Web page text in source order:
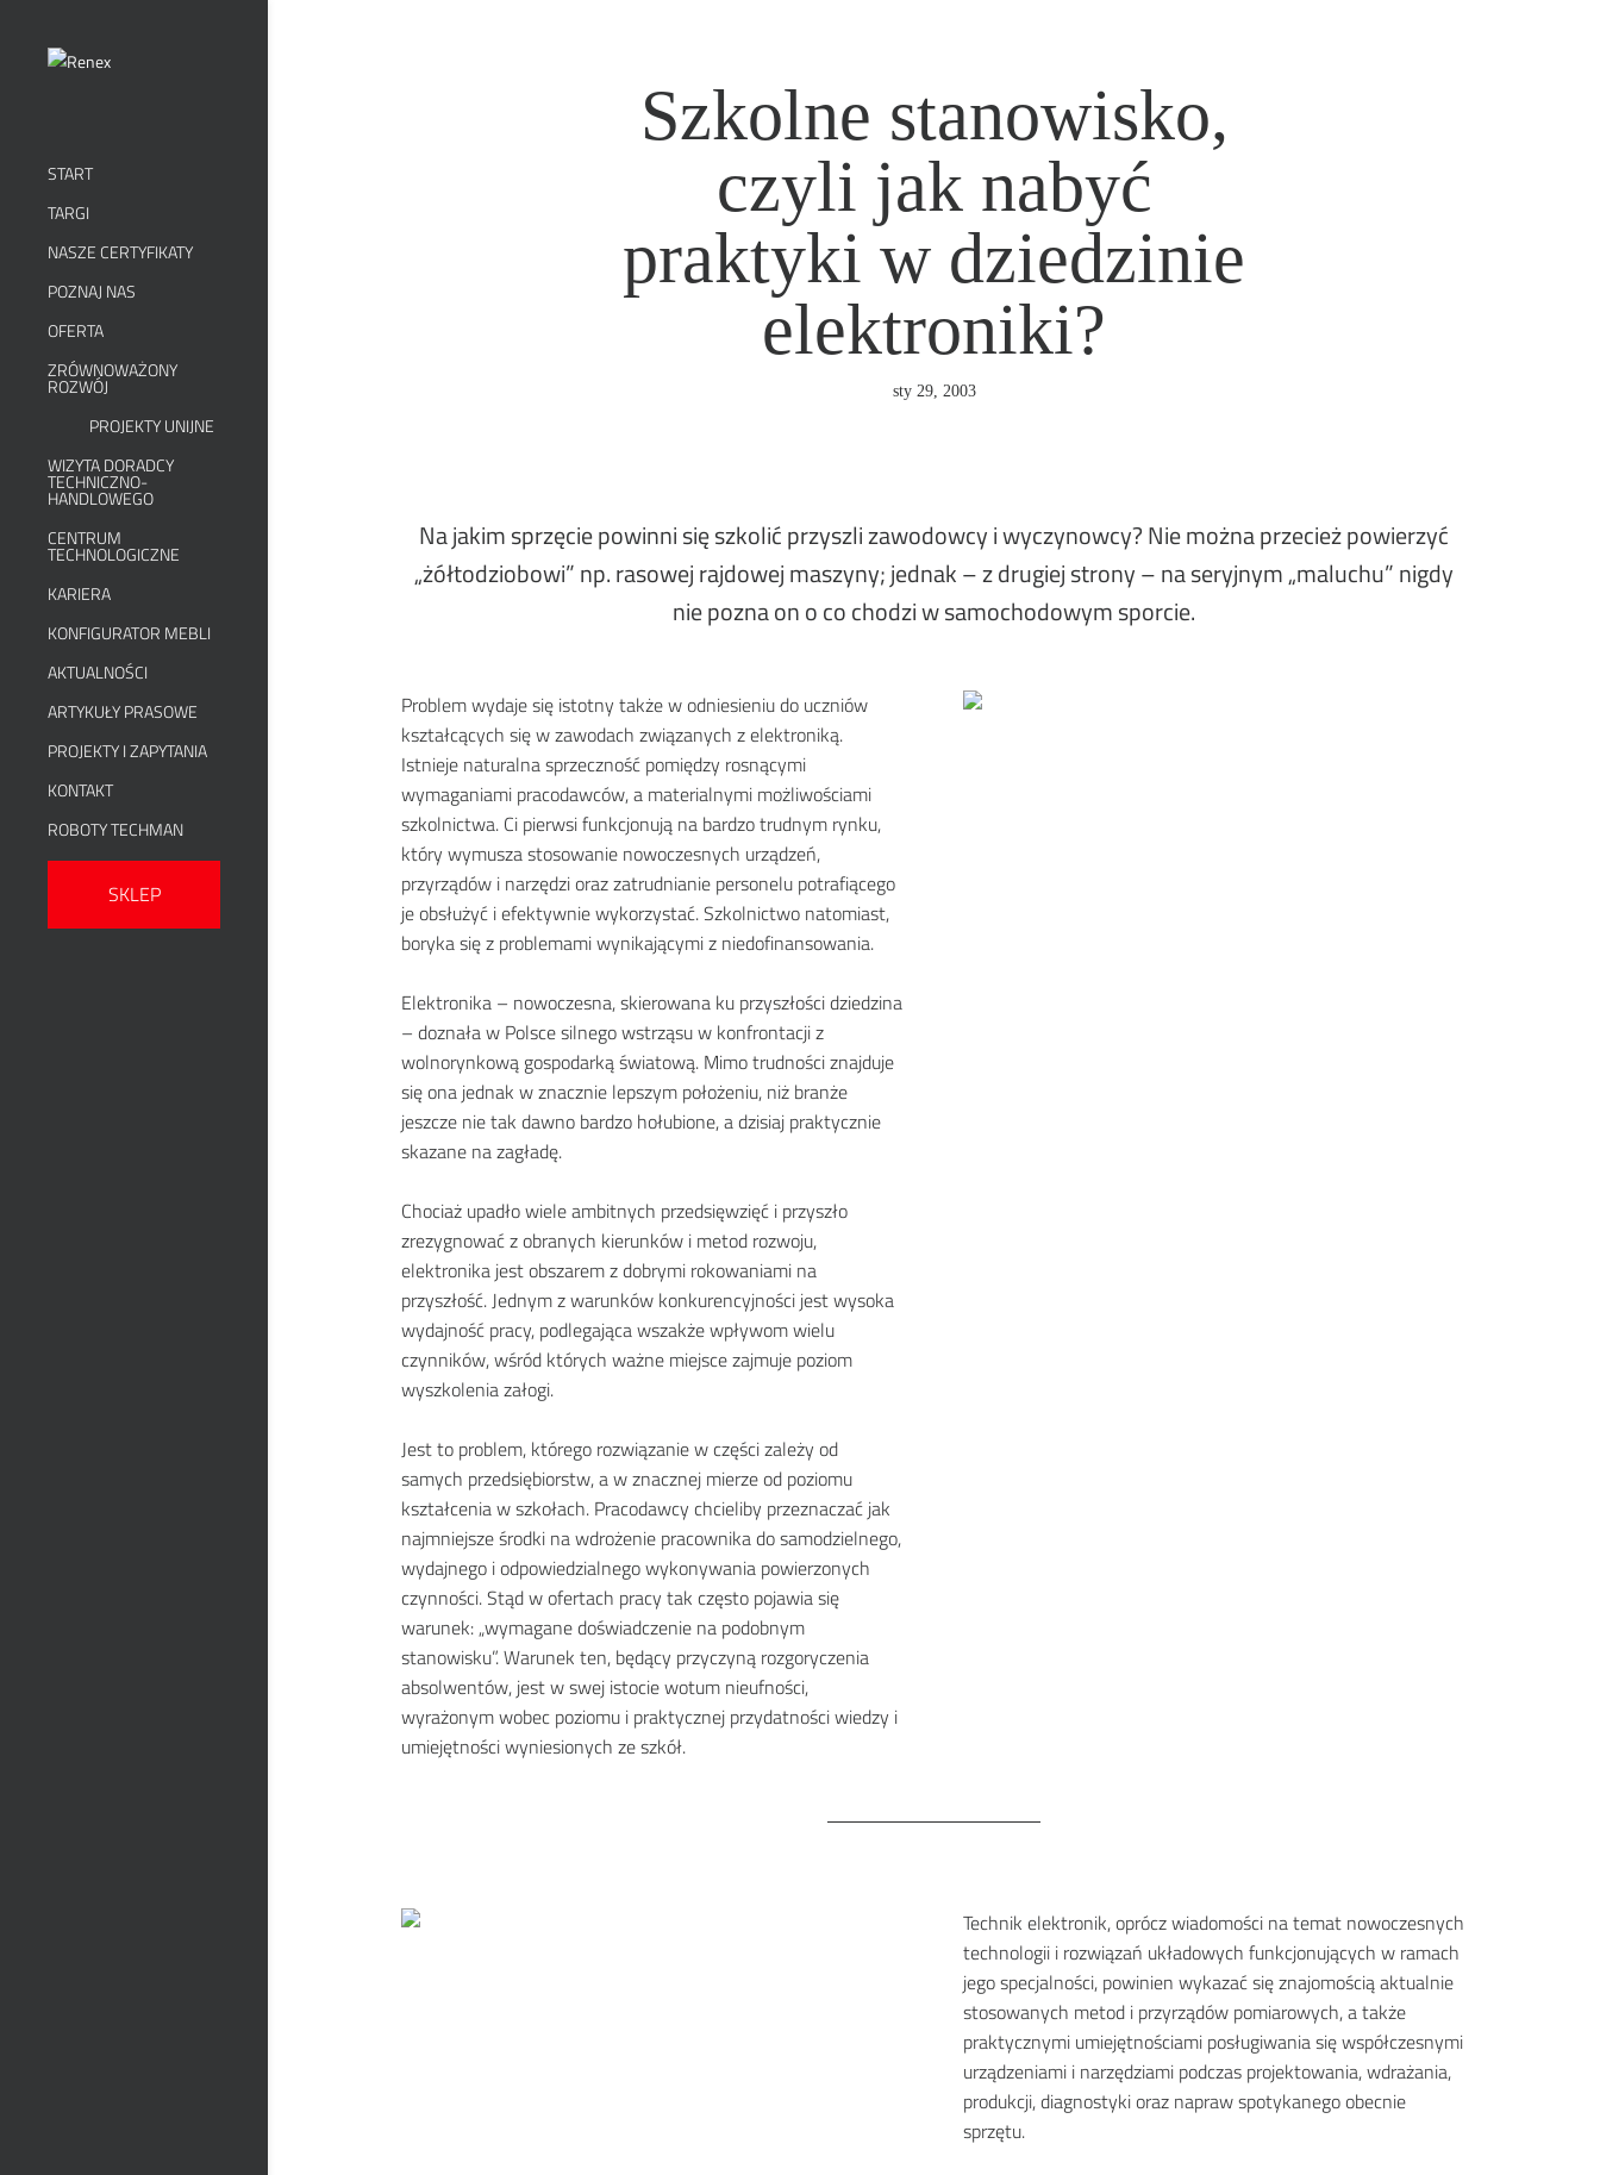
START
TARGI
NASZE CERTYFIKATY
POZNAJ NAS
OFERTA
ZRÓWNOWAŻONY
ROZWÓJ
PROJEKTY UNIJNE
WIZYTA DORADCY
TECHNICZNO-
HANDLOWEGO
CENTRUM
TECHNOLOGICZNE
KARIERA
KONFIGURATOR MEBLI
AKTUALNOŚCI
ARTYKUŁY PRASOWE
PROJEKTY I ZAPYTANIA
KONTAKT
ROBOTY TECHMAN
SKLEP
Szkolne stanowisko,
czyli jak nabyć
praktyki w dziedzinie
elektroniki?
sty 29, 2003
Na jakim sprzęcie powinni się szkolić przyszli zawodowcy i wyczynowcy? Nie można przecież powierzyć
„żółtodziobowi” np. rasowej rajdowej maszyny; jednak – z drugiej strony – na seryjnym „maluchu” nigdy
nie pozna on o co chodzi w samochodowym sporcie.
Problem wydaje się istotny także w odniesieniu do uczniów
kształcących się w zawodach związanych z elektroniką.
Istnieje naturalna sprzeczność pomiędzy rosnącymi
wymaganiami pracodawców, a materialnymi możliwościami
szkolnictwa. Ci pierwsi funkcjonują na bardzo trudnym rynku,
który wymusza stosowanie nowoczesnych urządzeń,
przyrządów i narzędzi oraz zatrudnianie personelu potrafiącego
je obsłużyć i efektywnie wykorzystać. Szkolnictwo natomiast,
boryka się z problemami wynikającymi z niedofinansowania.
Elektronika – nowoczesna, skierowana ku przyszłości dziedzina
– doznała w Polsce silnego wstrząsu w konfrontacji z
wolnorynkową gospodarką światową. Mimo trudności znajduje
się ona jednak w znacznie lepszym położeniu, niż branże
jeszcze nie tak dawno bardzo hołubione, a dzisiaj praktycznie
skazane na zagładę.
Chociaż upadło wiele ambitnych przedsięwzięć i przyszło
zrezygnować z obranych kierunków i metod rozwoju,
elektronika jest obszarem z dobrymi rokowaniami na
przyszłość. Jednym z warunków konkurencyjności jest wysoka
wydajność pracy, podlegająca wszakże wpływom wielu
czynników, wśród których ważne miejsce zajmuje poziom
wyszkolenia załogi.
Jest to problem, którego rozwiązanie w części zależy od
samych przedsiębiorstw, a w znacznej mierze od poziomu
kształcenia w szkołach. Pracodawcy chcieliby przeznaczać jak
najmniejsze środki na wdrożenie pracownika do samodzielnego,
wydajnego i odpowiedzialnego wykonywania powierzonych
czynności. Stąd w ofertach pracy tak często pojawia się
warunek: „wymagane doświadczenie na podobnym
stanowisku”. Warunek ten, będący przyczyną rozgoryczenia
absolwentów, jest w swej istocie wotum nieufności,
wyrażonym wobec poziomu i praktycznej przydatności wiedzy i
umiejętności wyniesionych ze szkół.
Technik elektronik, oprócz wiadomości na temat nowoczesnych
technologii i rozwiązań układowych funkcjonujących w ramach
jego specjalności, powinien wykazać się znajomością aktualnie
stosowanych metod i przyrządów pomiarowych, a także
praktycznymi umiejętnościami posługiwania się współczesnymi
urządzeniami i narzędziami podczas projektowania, wdrażania,
produkcji, diagnostyki oraz napraw spotykanego obecnie
sprzętu.